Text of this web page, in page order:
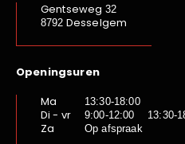
Gentseweg 32
8792 Desselgem
Openingsuren
Ma
13:30-18:00
Di - vr 9:00-12:00 13:30-
Za Op afspraak